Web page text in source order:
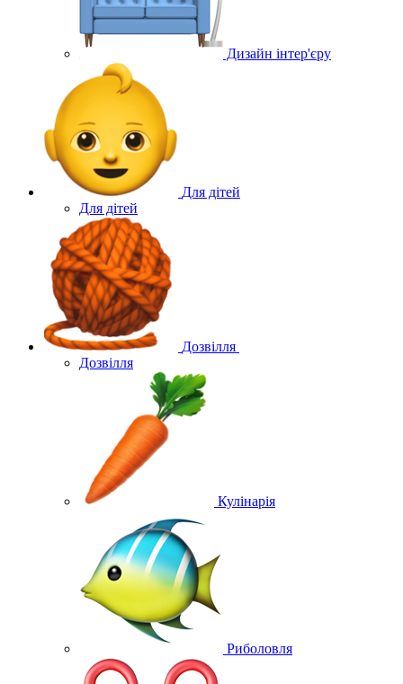
Дизайн інтер'єру
Для дітей
Для дітей
Дозвілля
Дозвілля
Кулінарія
Риболовля